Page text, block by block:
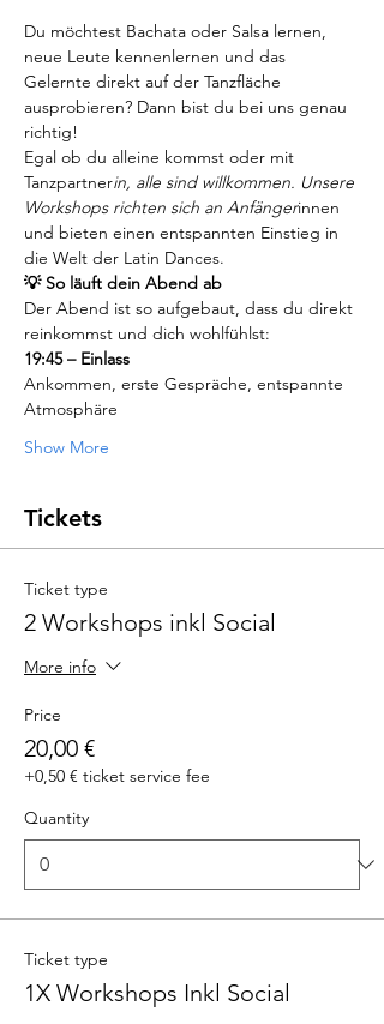
Du möchtest Bachata oder Salsa lernen,
neue Leute kennenlernen und das
Gelernte direkt auf der Tanzfläche
ausprobieren? Dann bist du bei uns genau
richtig!
Egal ob du alleine kommst oder mit
Tanzpartnerin, alle sind willkommen. Unsere
Workshops richten sich an Anfängerinnen
und bieten einen entspannten Einstieg in
die Welt der Latin Dances.
💡 So läuft dein Abend ab
Der Abend ist so aufgebaut, dass du direkt
reinkommst und dich wohlfühlst:
19:45 – Einlass
Ankommen, erste Gespräche, entspannte
Atmosphäre
Show More
Tickets
Ticket type
2 Workshops inkl Social
More info
Price
20,00 €
+0,50 € ticket service fee
Quantity
Ticket type
1X Workshops Inkl Social